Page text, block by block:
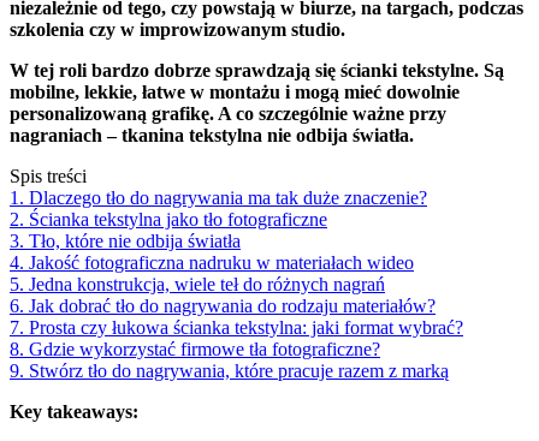
niezależnie od tego, czy powstają w biurze, na targach, podczas
szkolenia czy w improwizowanym studio.
W tej roli bardzo dobrze sprawdzają się ścianki tekstylne. Są
mobilne, lekkie, łatwe w montażu i mogą mieć dowolnie
personalizowaną grafikę. A co szczególnie ważne przy
nagraniach – tkanina tekstylna nie odbija światła.
Spis treści
1. Dlaczego tło do nagrywania ma tak duże znaczenie?
2. Ścianka tekstylna jako tło fotograficzne
3. Tło, które nie odbija światła
4. Jakość fotograficzna nadruku w materiałach wideo
5. Jedna konstrukcja, wiele teł do różnych nagrań
6. Jak dobrać tło do nagrywania do rodzaju materiałów?
7. Prosta czy łukowa ścianka tekstylna: jaki format wybrać?
8. Gdzie wykorzystać firmowe tła fotograficzne?
9. Stwórz tło do nagrywania, które pracuje razem z marką
Key takeaways: